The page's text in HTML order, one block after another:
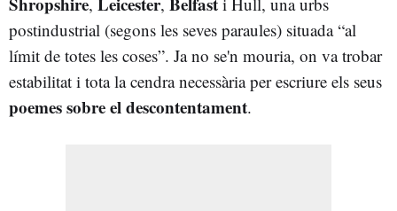
postindustrial (segons les seves paraules) situada “al
límit de totes les coses”. Ja no se'n mouria, on va trobar
estabilitat i tota la cendra necessària per escriure els seus
poemes sobre el descontentament.